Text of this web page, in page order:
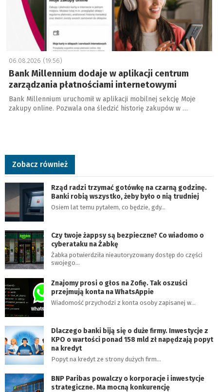
06.08.2026 (19:56)
Bank Millennium dodaje w aplikacji centrum
zarządzania płatnościami internetowymi
Bank Millennium uruchomił w aplikacji mobilnej sekcję Moje
zakupy online. Pozwala ona śledzić historię zakupów w …
Zobacz również
Rząd radzi trzymać gotówkę na czarną godzinę.
Banki robią wszystko, żeby było o nią trudniej
Osiem lat temu pytałem, co będzie, gdy…
Czy twoje żappsy są bezpieczne? Co wiadomo o
cyberataku na Żabkę
Żabka potwierdziła nieautoryzowany dostęp do części
swojego…
Znajomy prosi o głos na Zofię. Tak oszuści
przejmują konta na WhatsAppie
Wiadomość przychodzi z konta osoby zapisanej w…
Dlaczego banki biją się o duże firmy. Inwestycje z
KPO o wartości ponad 158 mld zł napędzają popyt
na kredyt
Popyt na kredyt ze strony dużych firm…
BNP Paribas powalczy o korporacje i inwestycje
strategiczne. Ma mocną konkurencję